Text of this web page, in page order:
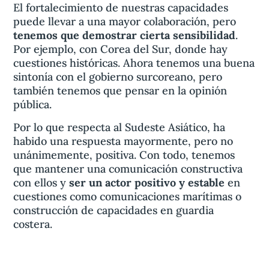
El fortalecimiento de nuestras capacidades
puede llevar a una mayor colaboración, pero
tenemos que demostrar cierta sensibilidad.
Por ejemplo, con Corea del Sur, donde hay
cuestiones históricas. Ahora tenemos una buena
sintonía con el gobierno surcoreano, pero
también tenemos que pensar en la opinión
pública.
Por lo que respecta al Sudeste Asiático, ha
habido una respuesta mayormente, pero no
unánimemente, positiva. Con todo, tenemos
que mantener una comunicación constructiva
con ellos yser un actor positivo y estable en
cuestiones como comunicaciones marítimas o
construcción de capacidades en guardia
costera.